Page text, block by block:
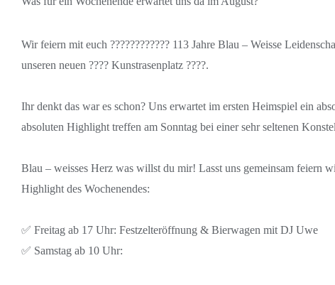
Wir feiern mit euch ???????????? 113 Jahre Blau – Weisse
unseren neuen ???? Kunstrasenplatz ????.
Ihr denkt das war es schon? Uns erwartet im ersten Heimspiel ein
absoluten Highlight treffen am Sonntag bei einer sehr seltenen
Blau – weisses Herz was willst du mir! Lasst uns gemeinsam feiern
Highlight des Wochenendes:
✅ Freitag ab 17 Uhr: Festzelteröffnung & Bierwagen mit DJ Uwe
✅ Samstag ab 10 Uhr: